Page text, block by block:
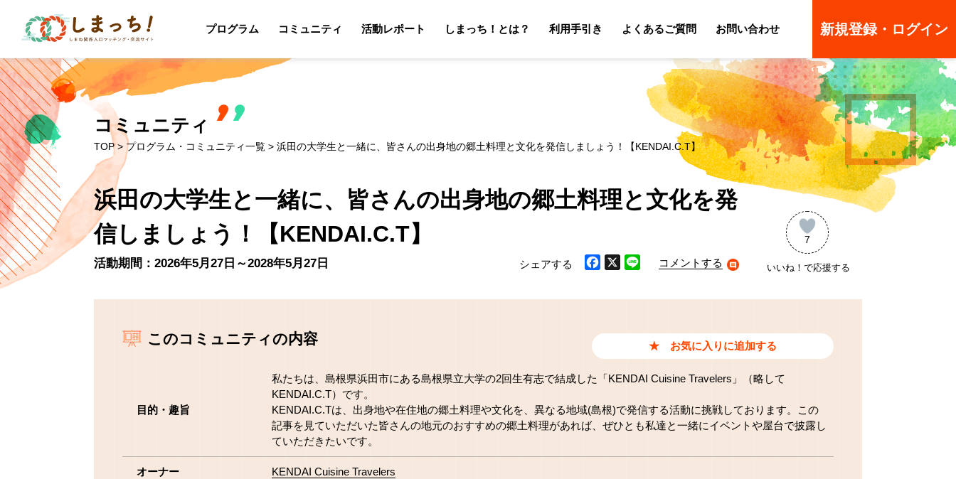
プログラム コミュニティ 活動レポート しまっち！とは？
利用手引き
よくあるご質問
お問い合わせ 新規登録・ログイン
コミュニティ
TOP> プログラム・コミュニティ一覧 > 浜田の大学生と一緒に、皆さんの出身地の郷土料理と文化を発信しましょう！【KENDAI.C.T】
浜田の大学生と一緒に、皆さんの出身地の郷土料理と文化を発
信しましょう！【KENDAI.C.T】
活動期間：2026年5月27日～2028年5月27日
シェアする
コメントする
7
いいね！で応援する
このコミュニティの内容
目的・趣旨
私たちは、島根県浜田市にある島根県立大学の2回生有志で結成した「KENDAI Cuisine Travelers」（略して
KENDAI.C.T）です。
KENDAI.C.Tは、出身地や在住地の郷土料理や文化を、異なる地域(島根)で発信する活動に挑戦しております。この
記事を見ていただいた皆さんの地元のおすすめの郷土料理があれば、ぜひとも私達と一緒にイベントや屋台で披露し
ていただきたいです。
オーナー KENDAI Cuisine Travelers